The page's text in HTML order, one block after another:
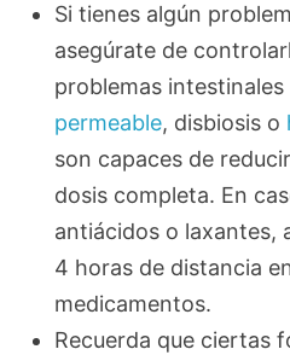
Si tienes algún
asegúrate de
problemas intestinales
permeable, disbiosis o
son capaces de
dosis completa. En
antiácidos o laxantes,
4 horas de distancia
medicamentos.
Recuerda que ciertas